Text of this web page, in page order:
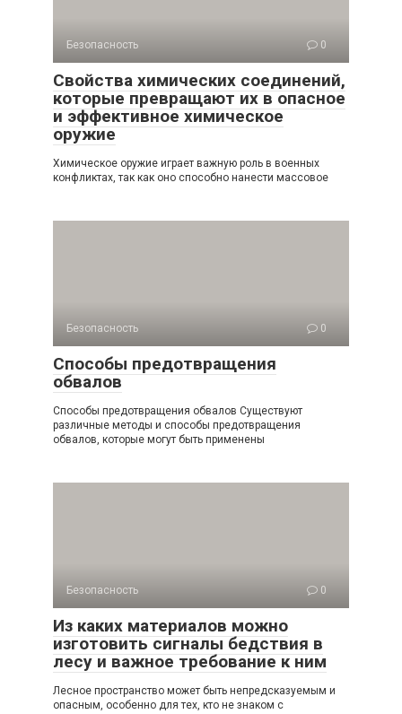
Безопасность 0
Свойства химических соединений,
которые превращают их в опасное
и эффективное химическое
оружие
Химическое оружие играет важную роль в военных
конфликтах, так как оно способно нанести массовое
Безопасность 0
Способы предотвращения
обвалов
Способы предотвращения обвалов Существуют
различные методы и способы предотвращения
обвалов, которые могут быть применены
Безопасность 0
Из каких материалов можно
изготовить сигналы бедствия в
лесу и важное требование к ним
Лесное пространство может быть непредсказуемым и
опасным, особенно для тех, кто не знаком с